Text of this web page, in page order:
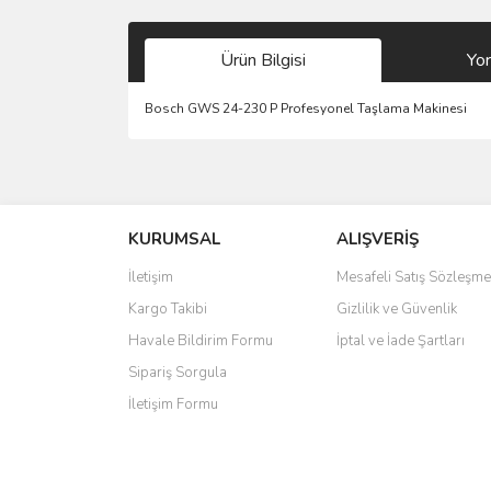
Ürün Bilgisi
Bosch GWS 24-230 P Profesyonel Taşlama Makinesi
Ürün resmi kalitesiz, bozuk veya görüntülenemiyor.
Ürün açıklamasında eksik bilgiler bulunuyor.
Ürün bilgilerinde hatalar bulunuyor.
Ürün fiyatı diğer sitelerden daha pahalı.
Bu ürüne benzer farklı alternatifler olmalı.
KURUMSAL
İletişim
Kargo Takibi
Havale Bildirim Formu
Sipariş Sorgula
İletişim Formu
ALIŞVERİŞ
Mesafeli Satış
Gizlilik ve Güvenlik
İptal ve İade Şartları